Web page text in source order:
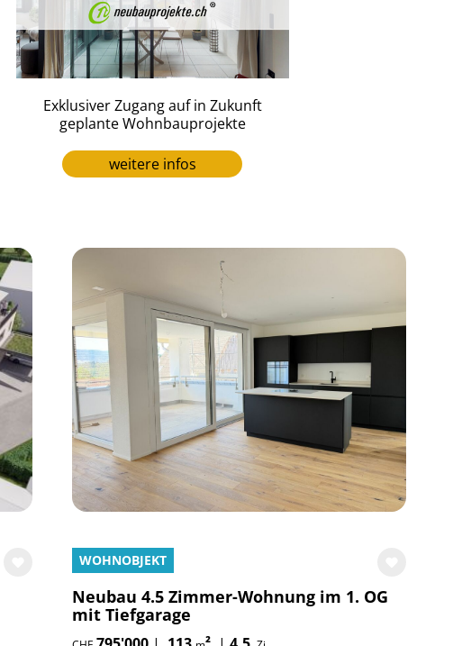
Exklusiver Zugang auf in Zukunft
geplante Wohnbauprojekte
weitere infos
WOHNOBJEKT
Neubau 4.5 Zimmer-Wohnung im 1. OG
mit Tiefgarage